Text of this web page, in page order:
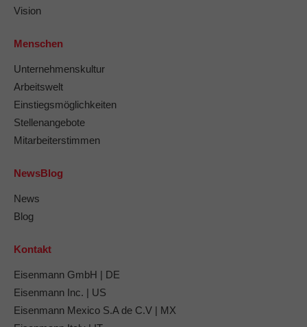
Vision
Menschen
Unternehmenskultur
Arbeitswelt
Einstiegsmöglichkeiten
Stellenangebote
Mitarbeiterstimmen
NewsBlog
News
Blog
Kontakt
Eisenmann GmbH | DE
Eisenmann Inc. | US
Eisenmann Mexico S.A de C.V | MX